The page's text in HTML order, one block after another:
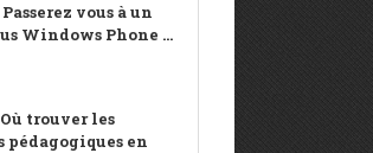
vous à un
Windows Phone ...
trouver les
pédagogiques en